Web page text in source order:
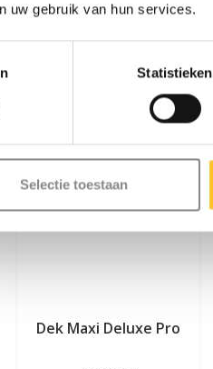
uw gebruik van hun services.
Statistieken
Selectie toestaan
Dek Maxi Deluxe Pro